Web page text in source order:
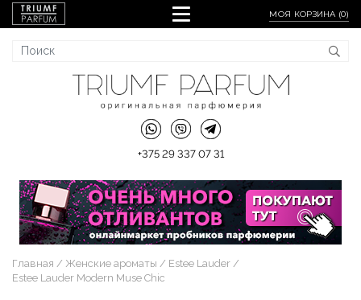
МОЯ КОРЗИНА (0)
+375 29 337 07 31
Главная Женские ароматы
Estee Lauder
Estee Lauder Modern Muse Chic